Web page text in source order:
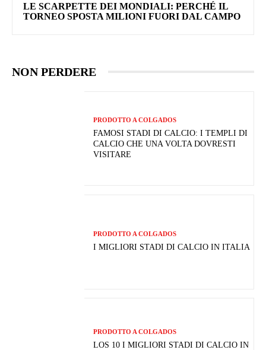
LE SCARPETTE DEI MONDIALI: PERCHÉ IL
TORNEO SPOSTA MILIONI FUORI DAL CAMPO
NON PERDERE
PRODOTTO A COLGADOS
FAMOSI STADI DI CALCIO: I TEMPLI DI
CALCIO CHE UNA VOLTA DOVRESTI
VISITARE
PRODOTTO A COLGADOS
I MIGLIORI STADI DI CALCIO IN ITALIA
PRODOTTO A COLGADOS
LOS 10 I MIGLIORI STADI DI CALCIO IN